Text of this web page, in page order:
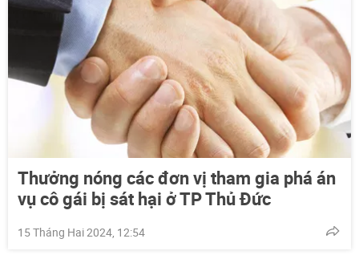
Thưởng nóng các đơn vị tham gia phá án
vụ cô gái bị sát hại ở TP Thủ Đức
15 Tháng Hai 2024, 12:54